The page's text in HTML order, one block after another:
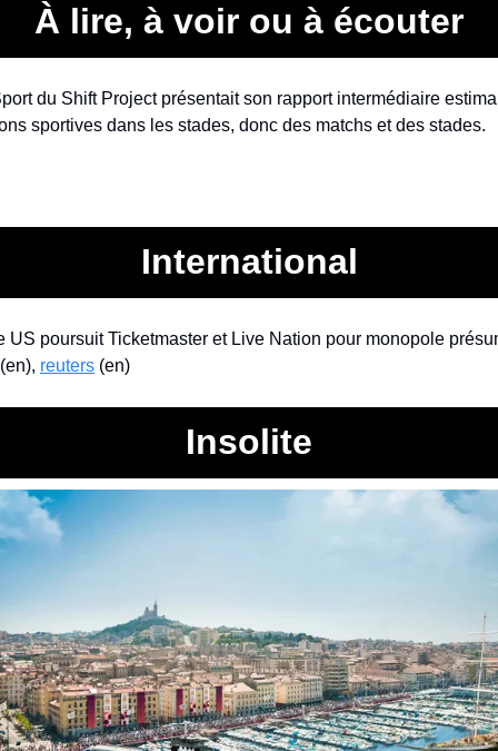
À lire, à voir ou à écouter
du Shift Project présentait son rapport intermédiaire
sportives dans les stades, donc des matchs et des stades.
International
US poursuit Ticketmaster et Live Nation pour monopole
reuters (en)
Insolite